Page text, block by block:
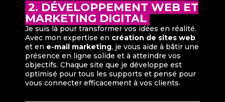
2. DÉVELOPPEMENT WEB ET
MARKETING DIGITAL
Je suis là pour transformer vos idées en réalité.
Avec mon expertise en création de sites web
et en e-mail marketing, je vous aide à bâtir une
présence en ligne solide et à atteindre vos
objectifs. Chaque site que je développe est
optimisé pour tous les supports et pensé pour
vous connecter efficacement à vos clients.